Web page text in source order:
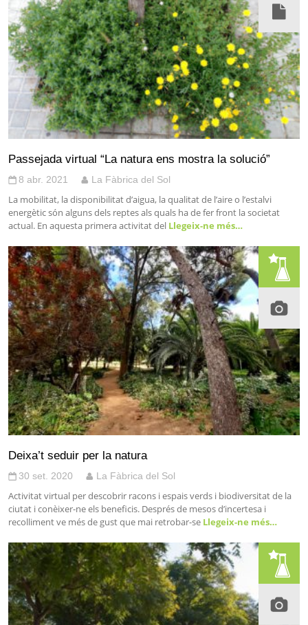
Passejada virtual “La natura ens mostra la solució”
8 abr. 2021 La Fàbrica del Sol
La mobilitat, la disponibilitat d’aigua, la qualitat de l’aire o l’estalvi
energètic són alguns dels reptes als quals ha de fer front la societat
actual. En aquesta primera activitat del Llegeix-ne més…
Deixa’t seduir per la natura
30 set. 2020 La Fàbrica del Sol
Activitat virtual per descobrir racons i espais verds i biodiversitat de la
ciutat i conèixer-ne els beneficis. Després de mesos d’incertesa i
recolliment ve més de gust que mai retrobar-se Llegeix-ne més…